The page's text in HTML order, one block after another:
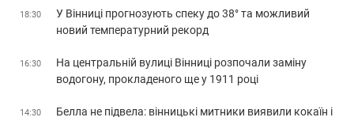
18:30
У Вінниці прогнозують спеку до 38° та можливий
новий температурний рекорд
16:30
На центральній вулиці Вінниці розпочали заміну
водогону, прокладеного ще у 1911 році
14:30
Белла не підвела: вінницькі митники виявили кокаїн і